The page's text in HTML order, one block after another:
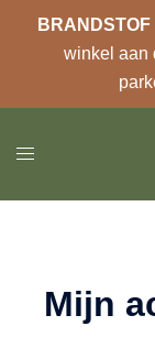
BRANDSTOF
winkel aan
naar
inhoud
Toggle
Mijn